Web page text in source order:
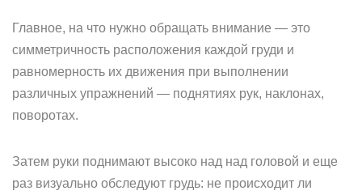
Главное, на что нужно обращать внимание — это
симметричность расположения каждой груди и
равномерность их движения при выполнении
различных упражнений — поднятиях рук, наклонах,
поворотах.
Затем руки поднимают высоко над над головой и еще
раз визуально обследуют грудь: не происходит ли